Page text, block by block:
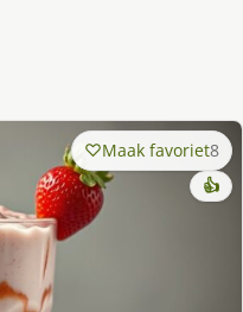
Maak favoriet8
👍